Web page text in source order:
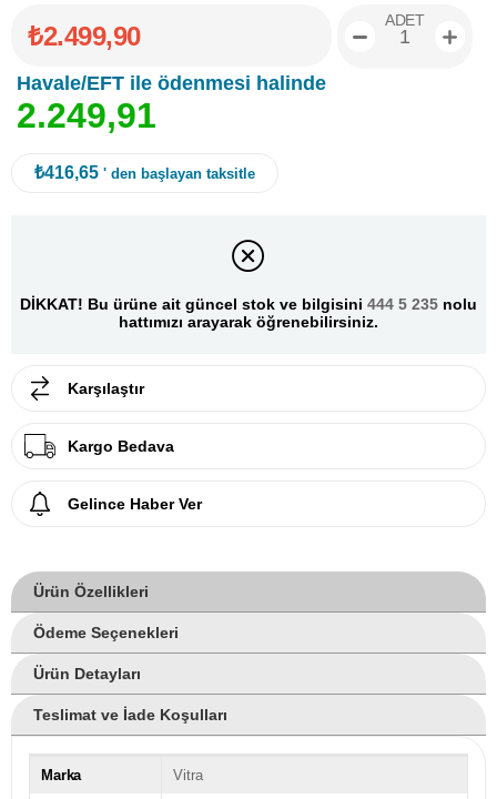
₺2.499,90
Havale/EFT ile ödenmesi halinde
2.249,91
ADET
₺416,65 ' den başlayan taksitle
DİKKAT! Bu ürüne ait güncel stok ve bilgisini 444 5 235 nolu
hattımızı arayarak öğrenebilirsiniz.
Karşılaştır
Kargo Bedava
Gelince Haber Ver
Ürün Özellikleri
Ödeme Seçenekleri
Ürün Detayları
Teslimat ve İade Koşulları
Marka Vitra